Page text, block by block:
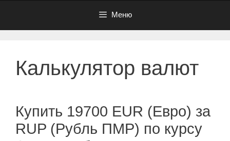
Меню
Калькулятор валют
Купить 19700 EUR (Евро) за
RUP (Рубль ПМР) по курсу